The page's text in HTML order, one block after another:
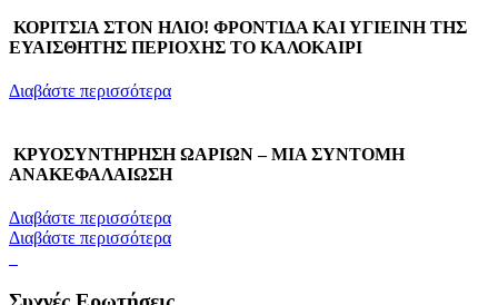
ΚΟΡΙΤΣΙΑ ΣΤΟΝ ΗΛΙΟ! ΦΡΟΝΤΙΔΑ ΚΑΙ ΥΓΙΕΙΝΗ ΤΗΣ
ΕΥΑΙΣΘΗΤΗΣ ΠΕΡΙΟΧΗΣ ΤΟ ΚΑΛΟΚΑΙΡΙ
Διαβάστε περισσότερα
ΚΡΥΟΣΥΝΤΗΡΗΣΗ ΩΑΡΙΩΝ – ΜΙΑ ΣΥΝΤΟΜΗ
ΑΝΑΚΕΦΑΛΑΙΩΣΗ
Διαβάστε περισσότερα
Διαβάστε περισσότερα